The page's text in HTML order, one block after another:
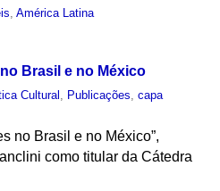
,América Latina
Brasil e no México
Cultural , Publicações,capa
no Brasil e no México”,
como titular da Cátedra